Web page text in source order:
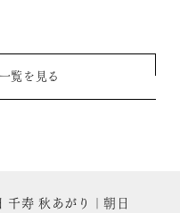
覧を見る
千寿 秋あがり｜朝日